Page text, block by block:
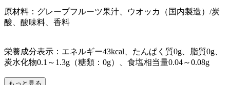
原材料：グレープフルーツ果汁、ウオッカ（国内製造）/炭
酸、酸味料、香料
栄養成分表示：エネルギー43kcal、たんぱく質0g、脂質0g、
炭水化物0.1～1.3g（糖類：0g）、食塩相当量0.04～0.08g
もっと見る